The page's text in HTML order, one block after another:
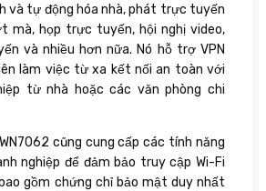
và tự động hóa nhà, phát trực tuyến
mà, họp trực tuyến, hội nghị video,
và nhiều hơn nữa. Nó hỗ trợ VPN
làm việc từ xa kết nối an toàn với
từ nhà hoặc các văn phòng chi
cũng cung cấp các tính năng
nghiệp để đảm bảo truy cập Wi-Fi
gồm chứng chỉ bảo mật duy nhất